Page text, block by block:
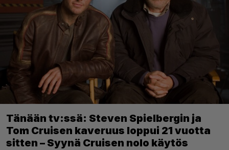
Tänään tv:ssä: Steven Spielbergin ja
Tom Cruisen kaveruus loppui 21 vuotta
sitten – Syynä Cruisen nolo käytös